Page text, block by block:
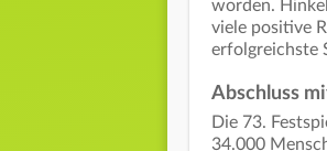
worden.
viele positive
erfolgreichste
Abschluss
Die 73.
34.000